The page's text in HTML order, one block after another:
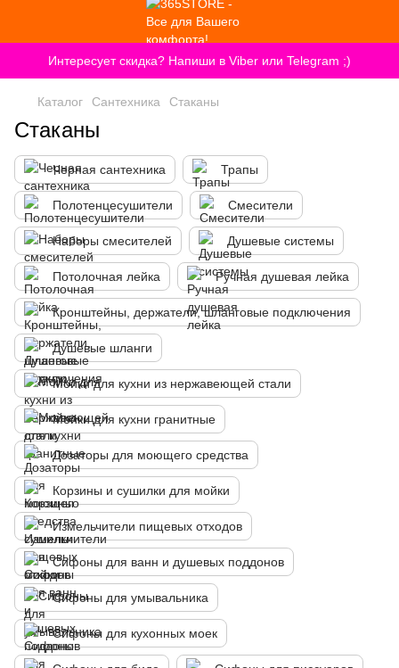
Интересует скидка? Напиши в Viber или Telegram ;)
Каталог Сантехника Стаканы
Стаканы
Черная сантехника Трапы
Полотенцесушители Смесители
Наборы смесителей Душевые системы
Потолочная лейка Ручная душевая лейка
Кронштейны, держатели, шланговые подключения
Душевые шланги
Мойки для кухни из нержавеющей стали
Мойки для кухни гранитные
Дозаторы для моющего средства
Корзины и сушилки для мойки
Измельчители пищевых отходов
Сифоны для ванн и душевых поддонов
Сифоны для умывальника
Сифоны для кухонных моек